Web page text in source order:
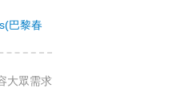
巴黎春
大眾需求